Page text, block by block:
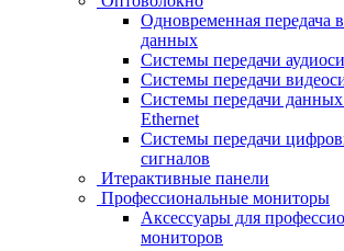
Одновременная передача
данных
Системы передачи
Системы передачи
Системы передачи
Ethernet
Системы передачи
сигналов
Итерактивные панели
Профессиональные мониторы
Аксессуары для
мониторов